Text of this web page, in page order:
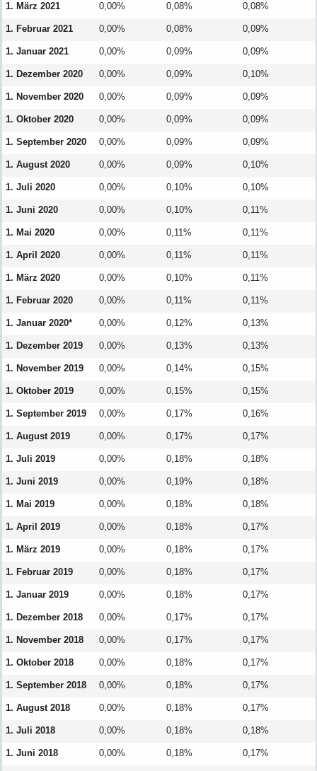
1. März 2021 0,00% 0,08% 0,08%
1. Februar 2021 0,00% 0,08% 0,09%
1. Januar 2021 0,00% 0,09% 0,09%
1. Dezember 2020 0,00% 0,09% 0,10%
1. November 2020 0,00% 0,09% 0,09%
1. Oktober 2020 0,00% 0,09% 0,09%
1. September 2020 0,00% 0,09% 0,09%
1. August 2020 0,00% 0,09% 0,10%
1. Juli 2020 0,00% 0,10% 0,10%
1. Juni 2020 0,00% 0,10% 0,11%
1. Mai 2020 0,00% 0,11% 0,11%
1. April 2020 0,00% 0,11% 0,11%
1. März 2020 0,00% 0,10% 0,11%
1. Februar 2020 0,00% 0,11% 0,11%
1. Januar 2020* 0,00% 0,12% 0,13%
1. Dezember 2019 0,00% 0,13% 0,13%
1. November 2019 0,00% 0,14% 0,15%
1. Oktober 2019 0,00% 0,15% 0,15%
1. September 2019 0,00% 0,17% 0,16%
1. August 2019 0,00% 0,17% 0,17%
1. Juli 2019 0,00% 0,18% 0,18%
1. Juni 2019 0,00% 0,19% 0,18%
1. Mai 2019 0,00% 0,18% 0,18%
1. April 2019 0,00% 0,18% 0,17%
1. März 2019 0,00% 0,18% 0,17%
1. Februar 2019 0,00% 0,18% 0,17%
1. Januar 2019 0,00% 0,18% 0,17%
1. Dezember 2018 0,00% 0,17% 0,17%
1. November 2018 0,00% 0,17% 0,17%
1. Oktober 2018 0,00% 0,18% 0,17%
1. September 2018 0,00% 0,18% 0,17%
1. August 2018 0,00% 0,18% 0,17%
1. Juli 2018 0,00% 0,18% 0,18%
1. Juni 2018 0,00% 0,18% 0,17%